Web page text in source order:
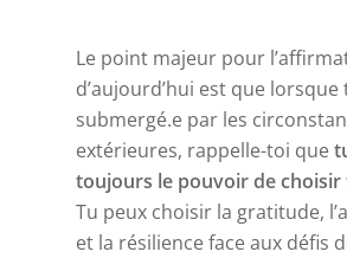
Le point majeur pour
d’aujourd’hui est que lorsque
submergé.e par les
extérieures, rappelle-toi que
toujours le pouvoir de choisir
Tu peux choisir la gratitude,
et la résilience face aux défis